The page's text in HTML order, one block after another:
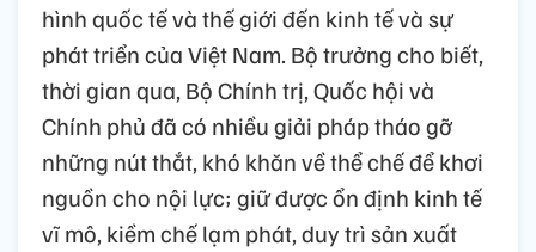
hình quốc tế và thế giới đến kinh tế và sự
phát triển của Việt Nam. Bộ trưởng cho biết,
thời gian qua, Bộ Chính trị, Quốc hội và
Chính phủ đã có nhiều giải pháp tháo gỡ
những nút thắt, khó khăn về thể chế để khơi
nguồn cho nội lực; giữ được ổn định kinh tế
vĩ mô, kiềm chế lạm phát, duy trì sản xuất